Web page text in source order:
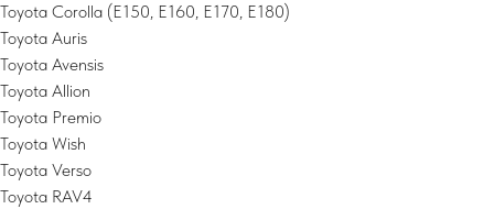
Toyota Corolla (E150, E160, E170, E180)
Toyota Auris
Toyota Avensis
Toyota Allion
Toyota Premio
Toyota Wish
Toyota Verso
Toyota RAV4